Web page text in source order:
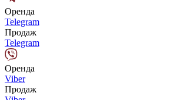
Оренда
Telegram
Продаж
Telegram
Оренда
Viber
Продаж